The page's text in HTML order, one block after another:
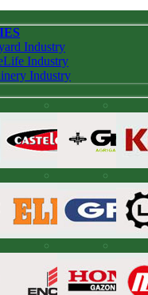
Industry
Industry
Industry